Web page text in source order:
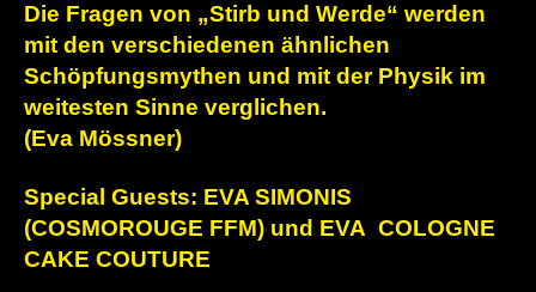
Die Fragen von „Stirb und Werde“ werden
mit den verschiedenen ähnlichen
Schöpfungsmythen und mit der Physik im
weitesten Sinne verglichen.
(Eva Mössner)
Special Guests: EVA SIMONIS
(COSMOROUGE FFM) und EVA COLOGNE
CAKE COUTURE